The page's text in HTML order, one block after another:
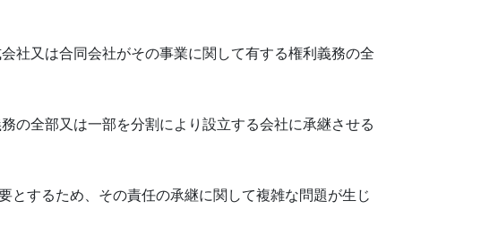
社又は合同会社がその事業に関して有する権利義務の全
の全部又は一部を分割により設立する会社に承継させる
とするため、その責任の承継に関して複雑な問題が生じ